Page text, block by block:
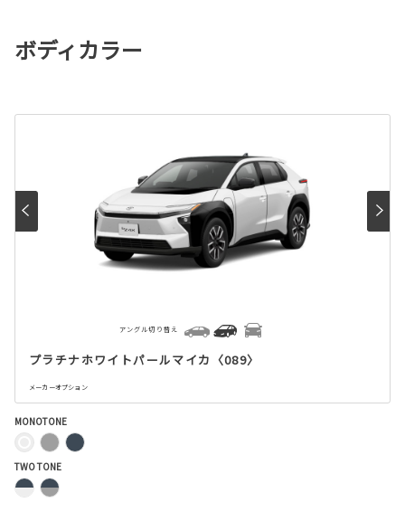
ボディカラー
プラチナホワイトパールマイカ〈089〉
メーカーオプション
アングル切り替え
MONOTONE
TWO TONE